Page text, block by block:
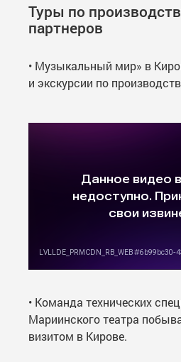
Туры по
партнеров
• Музыкальный мир» в
и экскурсии по
• Команда технических
Мариинского театра
визитом в Кирове.